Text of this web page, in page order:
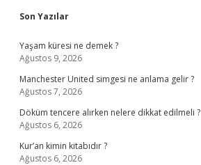
Sidebar
Son Yazılar
Yaşam küresi ne demek ?
Ağustos 9, 2026
Manchester United simgesi ne anlama gelir ?
Ağustos 7, 2026
Döküm tencere alırken nelere dikkat edilmeli ?
Ağustos 6, 2026
Kur’an kimin kitabıdır ?
Ağustos 6, 2026